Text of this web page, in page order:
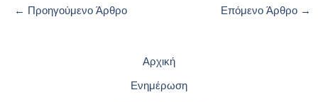
← Προηγούμενο Άρθρο Επόμενο Άρθρο →
Αρχική
Ενημέρωση